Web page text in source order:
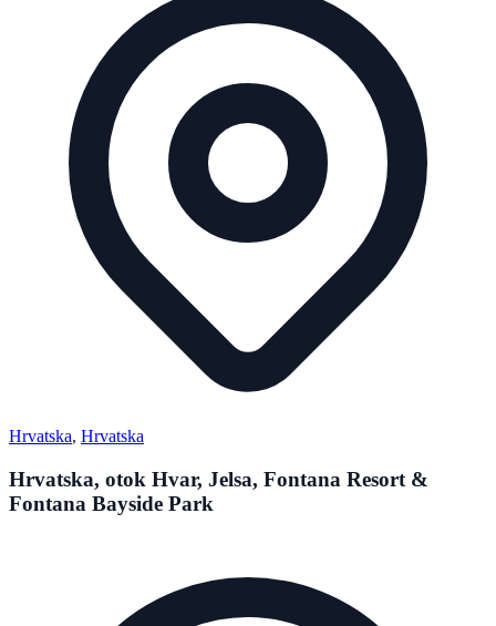
Hrvatska, Hrvatska
Hrvatska, otok Hvar, Jelsa, Fontana Resort &
Fontana Bayside Park